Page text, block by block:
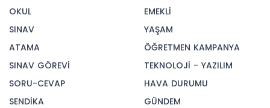
OKUL
SINAV
ATAMA
SINAV GÖREVİ
SORU-CEVAP
SENDİKA
EMEKLİ
YAŞAM
ÖĞRETMEN KAMPANYA
TEKNOLOJİ - YAZILIM
HAVA DURUMU
GÜNDEM